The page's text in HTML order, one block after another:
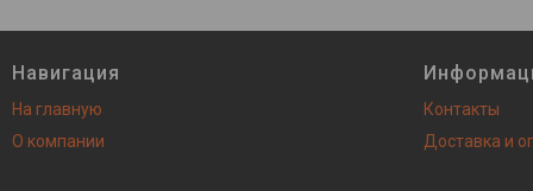
Навигация
На главную
О компании
Контакты
Доставка и